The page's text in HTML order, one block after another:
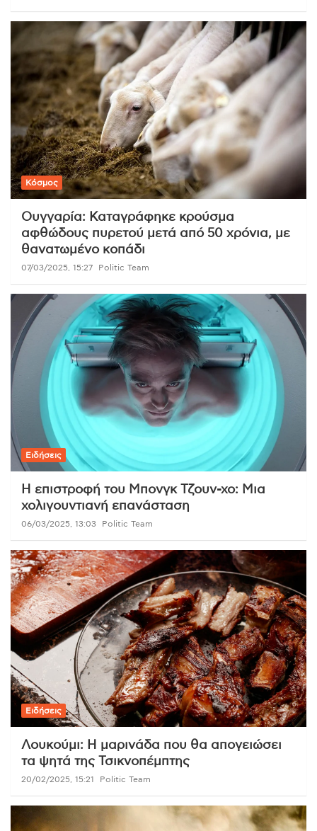
Κόσμος
Ουγγαρία: Καταγράφηκε κρούσμα
αφθώδους πυρετού μετά από 50 χρόνια, με
θανατωμένο κοπάδι
07/03/2025, 15:27 Politic Team
Ειδήσεις
Η επιστροφή του Μπονγκ Τζουν-χο: Μια
χολιγουντιανή επανάσταση
06/03/2025, 13:03 Politic Team
Ειδήσεις
Λουκούμι: Η μαρινάδα που θα απογειώσει
τα ψητά της Τσικνοπέμπτης
20/02/2025, 15:21 Politic Team